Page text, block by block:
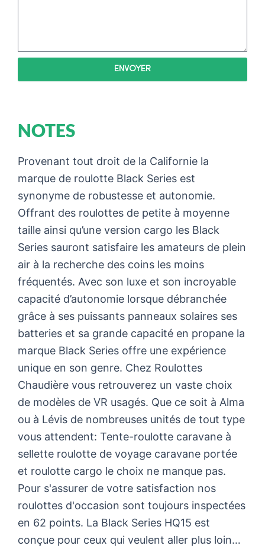
ENVOYER
NOTES
Provenant tout droit de la Californie la
marque de roulotte Black Series est
synonyme de robustesse et autonomie.
Offrant des roulottes de petite à moyenne
taille ainsi qu’une version cargo les Black
Series sauront satisfaire les amateurs de plein
air à la recherche des coins les moins
fréquentés. Avec son luxe et son incroyable
capacité d’autonomie lorsque débranchée
grâce à ses puissants panneaux solaires ses
batteries et sa grande capacité en propane la
marque Black Series offre une expérience
unique en son genre. Chez Roulottes
Chaudière vous retrouverez un vaste choix
de modèles de VR usagés. Que ce soit à Alma
ou à Lévis de nombreuses unités de tout type
vous attendent: Tente-roulotte caravane à
sellette roulotte de voyage caravane portée
et roulotte cargo le choix ne manque pas.
Pour s'assurer de votre satisfaction nos
roulottes d'occasion sont toujours inspectées
en 62 points. La Black Series HQ15 est
conçue pour ceux qui veulent aller plus loin…